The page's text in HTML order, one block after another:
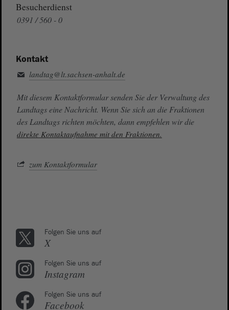
Besucherdienst
0391 / 560 - 0
Kontakt
landtag@lt.sachsen-anhalt.de
Mit diesem Kontaktformular senden Sie der Verwaltung des
Landtags eine Nachricht. Wenn Sie sich an die Fraktionen
des Landtags richten möchten, dann empfehlen wir die
direkte Kontaktaufnahme mit den Fraktionen.
zum Kontaktformular
Folgen Sie uns auf
X
Folgen Sie uns auf
Instagram
Folgen Sie uns auf
Facebook